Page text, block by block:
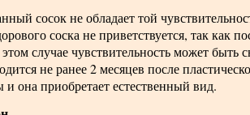
сосок не обладает той
соска не приветствуется, так как
случае чувствительность может
не ранее 2 месяцев после
она приобретает естественный вид.